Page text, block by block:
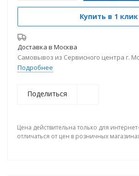
Купить в 1 клик
Доставка в Москва
Самовывоз из Сервисного центра г.
Подробнее
Поделиться
Цена действительна только для
отличаться от цен в розничных